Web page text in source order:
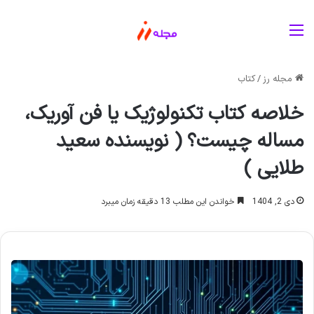
مجله رز/کتاب
خلاصه کتاب تکنولوژیک یا فن آوریک،
مساله چیست؟ ( نویسنده سعید
طلایی )
دی 2, 1404 خواندن این مطلب 13 دقیقه زمان میبرد